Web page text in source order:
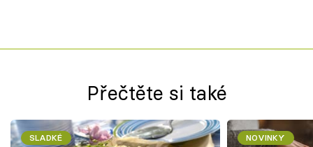
Přečtěte si také
SLADKÉ NOVINKY